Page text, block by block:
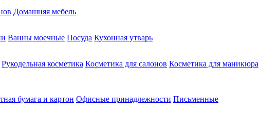
Домашняя мебель
Ванны моечные Посуда Кухонная утварь
Рукодельная косметика Косметика для салонов Косметика для маникюра
бумага и картон Офисные принадлежности Письменные